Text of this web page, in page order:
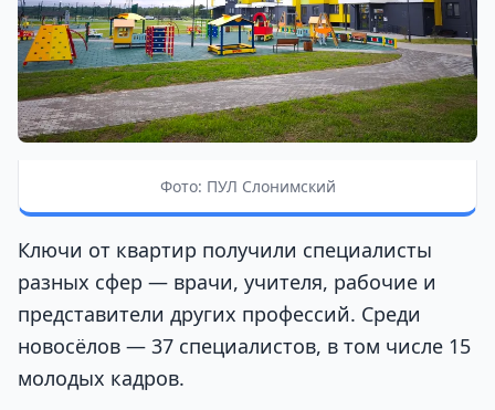
Фото: ПУЛ Слонимский
Ключи от квартир получили специалисты
разных сфер — врачи, учителя, рабочие и
представители других профессий. Среди
новосёлов — 37 специалистов, в том числе 15
молодых кадров.